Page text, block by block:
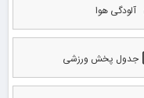
آلودگی هوا
جدول پخش ورزشی